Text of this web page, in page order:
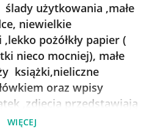
użytkowania ,małe
niewielkie
pożółkły papier (
nieco mocniej), małe
książki,nieliczne
oraz wpisy
,zdjęcia przedstawiają
i są formą opisu
WIĘCEJ